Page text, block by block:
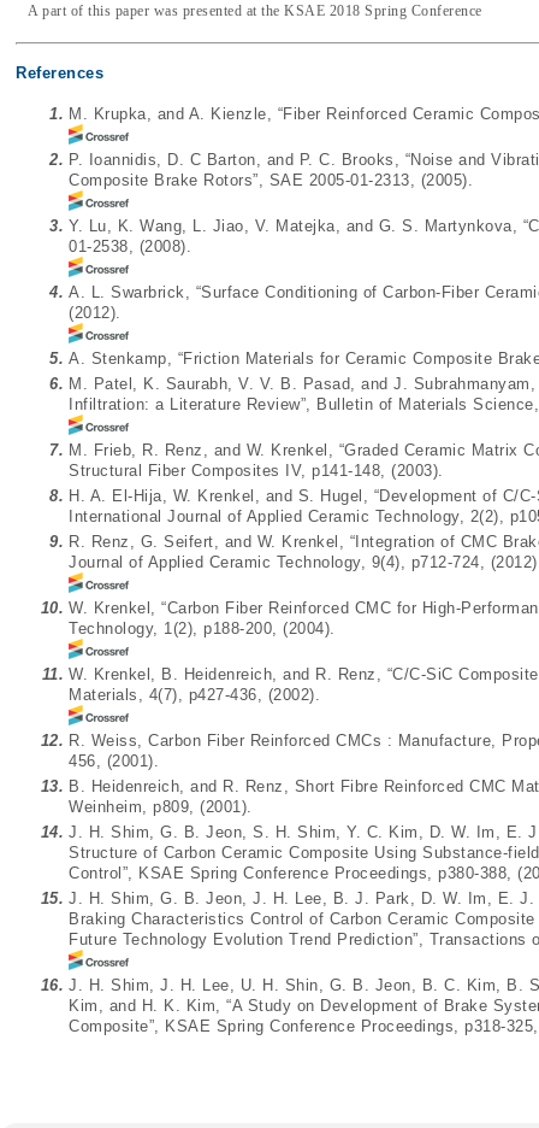
A part of this paper was presented at the KSAE 2018 Spring Conference
References
1. M. Krupka, and A. Kienzle, “Fiber Reinforced Ceramic
2. P. Ioannidis, D. C Barton, and P. C. Brooks, “Noise and
Composite Brake Rotors”, SAE 2005-01-2313, (2005).
3. Y. Lu, K. Wang, L. Jiao, V. Matejka, and G. S. Martynkova,
01-2538, (2008).
4. A. L. Swarbrick, “Surface Conditioning of Carbon-Fiber
(2012).
5. A. Stenkamp, “Friction Materials for Ceramic Composite
6. M. Patel, K. Saurabh, V. V. B. Pasad, and J.
Infiltration: a Literature Review”, Bulletin of Materials
7. M. Frieb, R. Renz, and W. Krenkel, “Graded Ceramic Matrix
Structural Fiber Composites IV, p141-148, (2003).
8. H. A. El-Hija, W. Krenkel, and S. Hugel, “Development of C/
International Journal of Applied Ceramic Technology, 2(2),
9. R. Renz, G. Seifert, and W. Krenkel, “Integration of CMC
Journal of Applied Ceramic Technology, 9(4), p712-724,
10. W. Krenkel, “Carbon Fiber Reinforced CMC for High-
Technology, 1(2), p188-200, (2004).
11. W. Krenkel, B. Heidenreich, and R. Renz, “C/C-SiC
Materials, 4(7), p427-436, (2002).
12. R. Weiss, Carbon Fiber Reinforced CMCs : Manufacture,
456, (2001).
13. B. Heidenreich, and R. Renz, Short Fibre Reinforced CMC
Weinheim, p809, (2001).
14. J. H. Shim, G. B. Jeon, S. H. Shim, Y. C. Kim, D. W. Im, E.
Structure of Carbon Ceramic Composite Using Substance-
Control”, KSAE Spring Conference Proceedings, p380-388,
15. J. H. Shim, G. B. Jeon, J. H. Lee, B. J. Park, D. W. Im, E.
Braking Characteristics Control of Carbon Ceramic
Future Technology Evolution Trend Prediction”, Transactions
16. J. H. Shim, J. H. Lee, U. H. Shin, G. B. Jeon, B. C. Kim, B.
Kim, and H. K. Kim, “A Study on Development of Brake
Composite”, KSAE Spring Conference Proceedings, p318-